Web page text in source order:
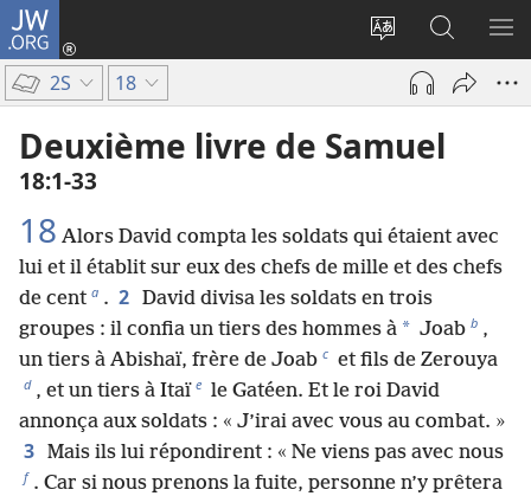
JW.ORG
Changer
langue
site
Se
connecter
fenêtre)
sur
JW.ORG
2S 18
Deuxième livre de Samuel
18​:​1-33
18 Alors David compta les soldats qui étaient avec
lui et il établit sur eux des chefs de mille et des chefs
de cent a . 2 David divisa les soldats en trois
groupes : il confia un tiers des hommes à * Joab b ,
un tiers à Abishaï, frère de Joab c et fils de Zerouya
d , et un tiers à Itaï e le Gatéen. Et le roi David
annonça aux soldats : « J’irai avec vous au combat. »
3 Mais ils lui répondirent : « Ne viens pas avec nous
f . Car si nous prenons la fuite, personne n’y prêtera